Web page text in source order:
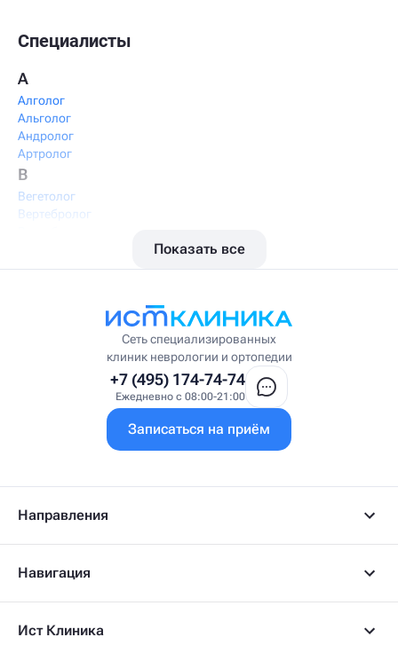
Специалисты
А
Алголог
Альголог
Андролог
Артролог
В
Вегетолог
Вертебролог
Висцеральный массажист
Врач интегративной медицины
Врач первичного приёма
Гастроэнтеролог-гепатолог
Гериатр
Гинеколог
Гирудолог
Дерматовенеролог
Показать все
Сеть специализированных
клиник неврологии и ортопедии
+7 (495) 174-74-74
Ежедневно с 08:00-21:00
Записаться на приём
Направления
Навигация
Ист Клиника